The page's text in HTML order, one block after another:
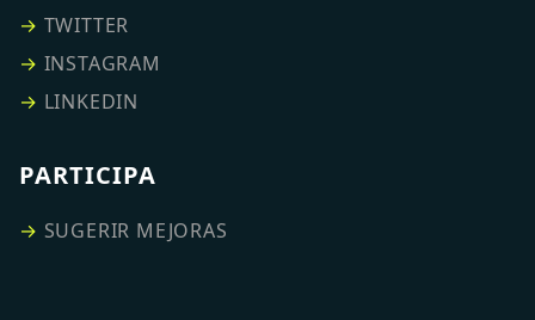
→ TWITTER
→ INSTAGRAM
→ LINKEDIN
PARTICIPA
→ SUGERIR MEJORAS